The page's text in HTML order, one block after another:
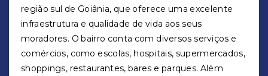
região sul de Goiânia, que oferece uma excelente
infraestrutura e qualidade de vida aos seus
moradores. O bairro conta com diversos serviços e
comércios, como escolas, hospitais, supermercados,
shoppings, restaurantes, bares e parques. Além